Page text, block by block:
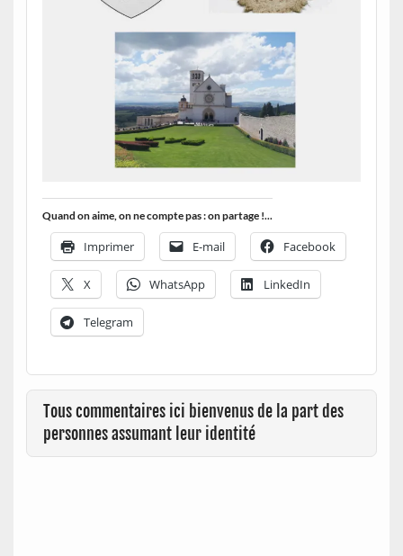
Quand on aime, on ne compte pas : on partage !...
Imprimer E-mail Facebook
X WhatsApp LinkedIn
Telegram
Tous commentaires ici bienvenus de la part des
personnes assumant leur identité